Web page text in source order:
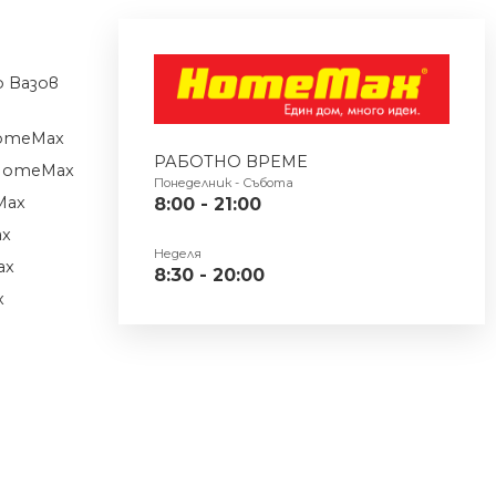
Вазов
РАБОТНО ВРЕМЕ
Понеделник - Събота
8:00 - 21:00
Неделя
8:30 - 20:00